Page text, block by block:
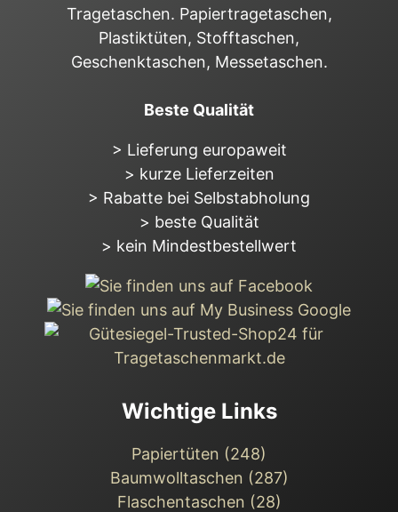
Tragetaschen. Papiertragetaschen,
Plastiktüten, Stofftaschen,
Geschenktaschen, Messetaschen.
Beste Qualität
> Lieferung europaweit
> kurze Lieferzeiten
> Rabatte bei Selbstabholung
> beste Qualität
> kein Mindestbestellwert
Wichtige Links
Papiertüten (248)
Baumwolltaschen (287)
Flaschentaschen (28)